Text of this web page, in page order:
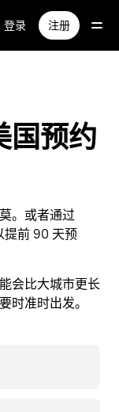
登录 注册
国预约
。或者通过
提前 90 天预
会比大城市更长
时准时出发。